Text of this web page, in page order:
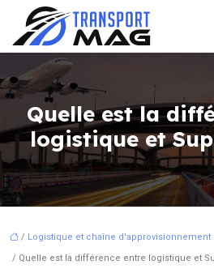
Quelle est la
logistique et
/ Logistique et chaîne d'approvisionnement
/ Quelle est la différence entre logistique et